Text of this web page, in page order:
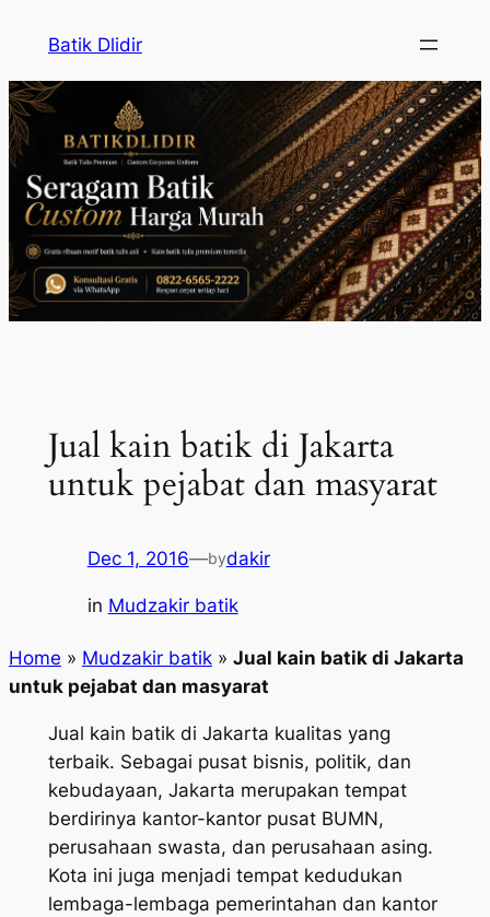
content
Batik Dlidir
Jual kain batik di Jakarta
untuk pejabat dan masyarat
Dec 1, 2016—bydakir
in Mudzakir batik
Home » Mudzakir batik » Jual kain batik di Jakarta
untuk pejabat dan masyarat
Jual kain batik di Jakarta kualitas yang
terbaik. Sebagai pusat bisnis, politik, dan
kebudayaan, Jakarta merupakan tempat
berdirinya kantor-kantor pusat BUMN,
perusahaan swasta, dan perusahaan asing.
Kota ini juga menjadi tempat kedudukan
lembaga-lembaga pemerintahan dan kantor